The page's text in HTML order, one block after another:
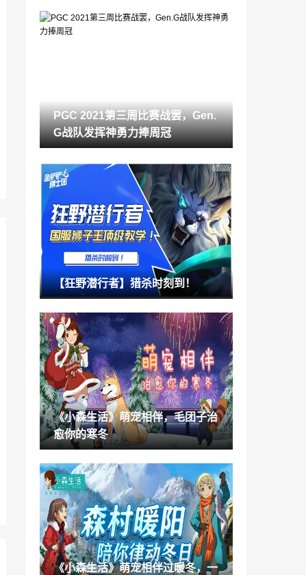
2021-12-14
5元 有机会赢皮肤
2021-12-14
网飞CG动画《机动奥特曼》第二季确定4
月上线 新艺图公开
2021-12-14
微软开售Xbox360三红主题海报 售价24.9
2021-12-14
《宝可梦：大集结》新宝可梦“快龙”演示 1
2021-12-14
荷兰华裔美女Vyvan Le福利图欣赏 身材火
辣超有料
2021-12-14
IGN：网飞正打造一部《洛克人》真人版
电影
2021-12-14
特摄电影《新奥特曼》新预告 2022年5月
13日上映
2021-12-14
9.0版PS4全系主机遭破解 PS5竟也存在相
同漏洞
《家园3》艺术概念图 苍穹与巨舰带来视
觉冲击
2021-12-14
育碧全球游戏制作领导即将离开公司
2021-12-14
独立游戏《黏液》开场15分钟演示
PGC 2021第三周比赛战罢，Gen.
G战队发挥神勇力捧周冠
【狂野潜行者】猎杀时刻到！
《小森生活》萌宠相伴，毛团子治
愈你的寒冬
《小森生活》萌宠相伴过暖冬，一